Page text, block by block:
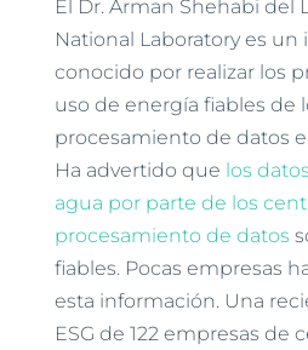
El Dr. Arman Shehabi del
National Laboratory es un
conocido por realizar los
uso de energía fiables de
procesamiento de datos
Ha advertido que los
agua por parte de los
procesamiento de datos
fiables. Pocas empresas
esta información. Una
ESG de 122 empresas de